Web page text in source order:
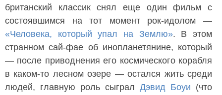
британский классик снял еще один фильм с
состоявшимся на тот момент рок-идолом —
«Человека, который упал на Землю». В этом
странном сай-фае об инопланетянине, который
— после приводнения его космического корабля
в каком-то лесном озере — остался жить среди
людей, главную роль сыграл Дэвид Боуи (что